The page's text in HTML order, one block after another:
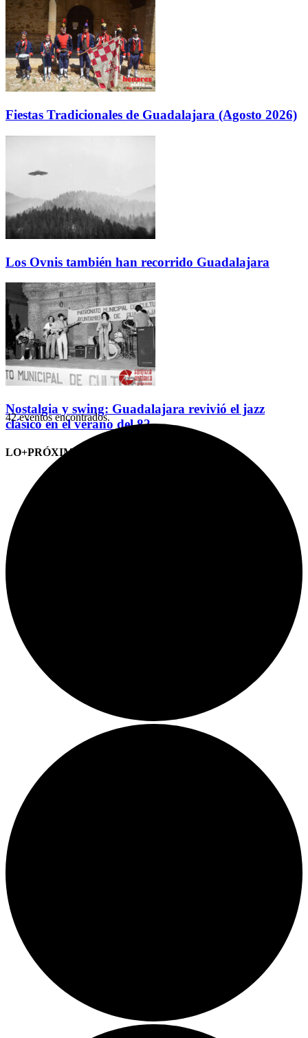
Fiestas Tradicionales de Guadalajara (Agosto 2026)
Los Ovnis también han recorrido Guadalajara
Nostalgia y swing: Guadalajara revivió el jazz
clásico en el verano del 82
LO+PRÓXIMO (CITAS)
42 eventos encontrados.